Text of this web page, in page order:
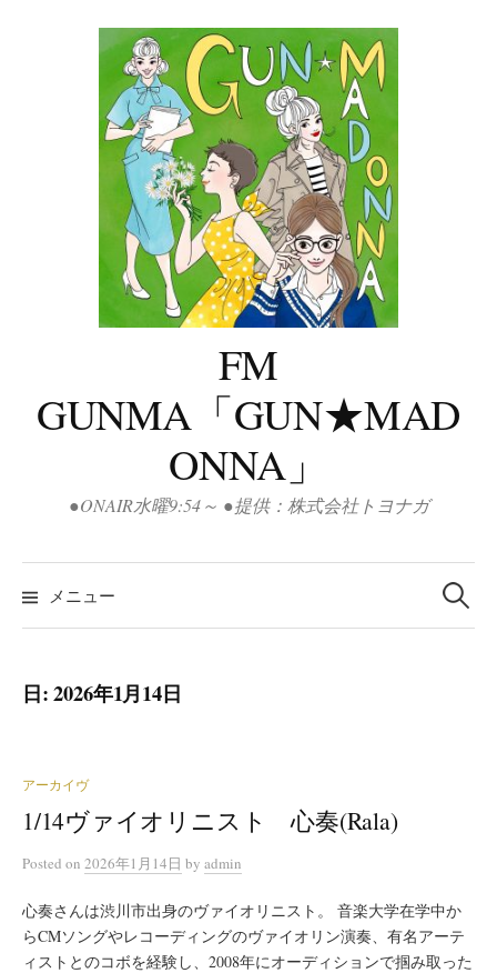
FM
GUNMA「GUN★MAD
ONNA」
●ONAIR水曜9:54～ ●提供：株式会社トヨナガ
メニュー
検
索:
日:2026年1月14日
アーカイヴ
1/14ヴァイオリニスト 心奏(Rala)
Posted on 2026年1月14日 by admin
心奏さんは渋川市出身のヴァイオリニスト。 音楽大学在学中か
らCMソングやレコーディングのヴァイオリン演奏、有名アーテ
ィストとのコボを経験し、2008年にオーディションで掴み取った